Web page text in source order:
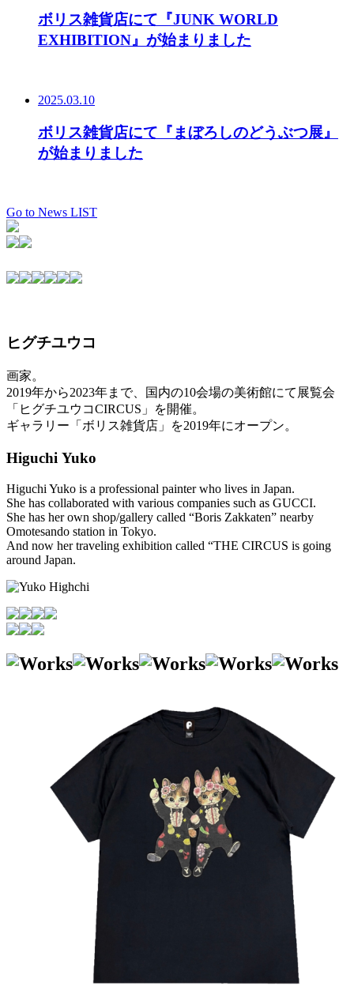
ボリス雑貨店にて『JUNK WORLD
EXHIBITION』が始まりました
2025.03.10
ボリス雑貨店にて『まぼろしのどうぶつ展』
が始まりました
Go to News LIST
ヒグチユウコ
画家。
2019年から2023年まで、国内の10会場の美術館にて展覧会
「ヒグチユウコCIRCUS」を開催。
ギャラリー「ボリス雑貨店」を2019年にオープン。
Higuchi Yuko
Higuchi Yuko is a professional painter who lives in Japan.
She has collaborated with various companies such as GUCCI.
She has her own shop/gallery called “Boris Zakkaten” nearby
Omotesando station in Tokyo.
And now her traveling exhibition called “THE CIRCUS is going
around Japan.